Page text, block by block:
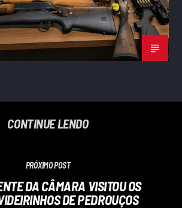
CONTINUE LENDO
PRÓXIMO POST
DA CÂMARA VISITOU OS
DE PEDROUÇOS